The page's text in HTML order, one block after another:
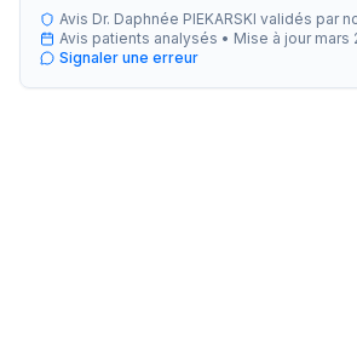
Avis Dr. Daphnée PIEKARSKI validés par
Avis patients analysés • Mise à jour mars
Signaler une erreur